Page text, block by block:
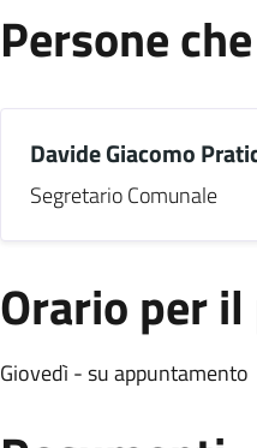
Persone
Davide Giacomo
Segretario Comunale
Orario per
Giovedì - su appuntamento